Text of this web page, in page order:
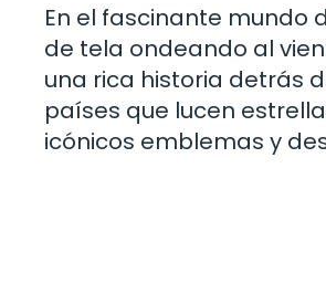
En el fascinante mundo
de tela ondeando al
una rica historia detrás
países que lucen
icónicos emblemas y